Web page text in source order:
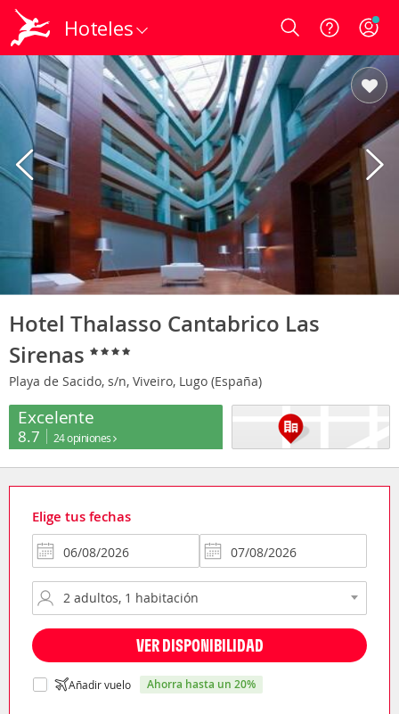
Hoteles Login
Hotel Thalasso Cantabrico Las
Sirenas
Playa de Sacido, s/n, Viveiro, Lugo (España)
Excelente
8.7 24 opiniones
Elige tus fechas
VER DISPONIBILIDAD
Añadir vuelo ahorra hasta un 20%